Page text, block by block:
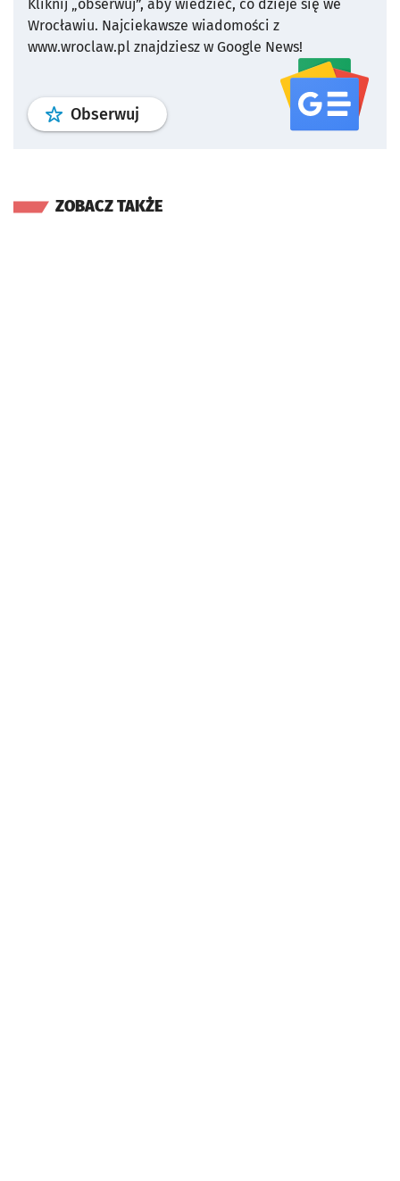
Kliknij „obserwuj”, aby wiedzieć, co dzieje się we
Wrocławiu. Najciekawsze wiadomości z
www.wroclaw.pl znajdziesz w Google News!
Obserwuj profil serwisu
ZOBACZ TAKŻE